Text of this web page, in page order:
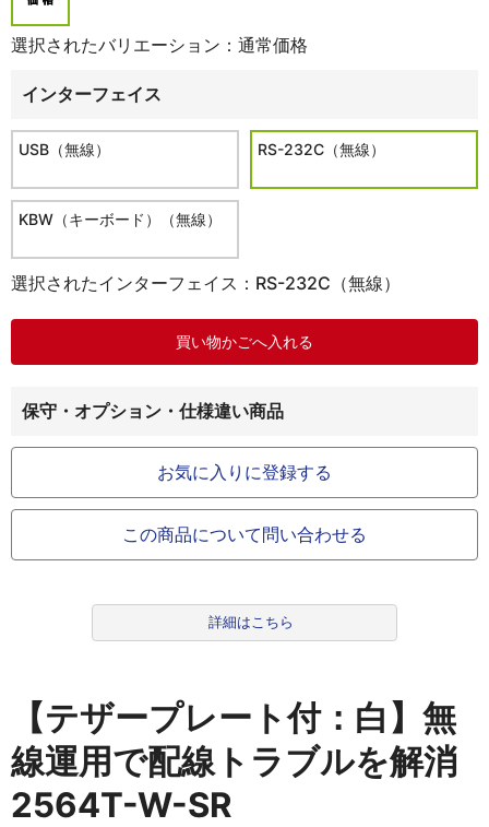
選択されたバリエーション：通常価格
インターフェイス
USB（無線） RS-232C（無線）
KBW（キーボード）（無線）
選択されたインターフェイス：RS-232C（無線）
保守・オプション・仕様違い商品
お気に入りに登録する
この商品について問い合わせる
詳細はこちら
【テザープレート付：白】無
線運用で配線トラブルを解消
2564T-W-SR